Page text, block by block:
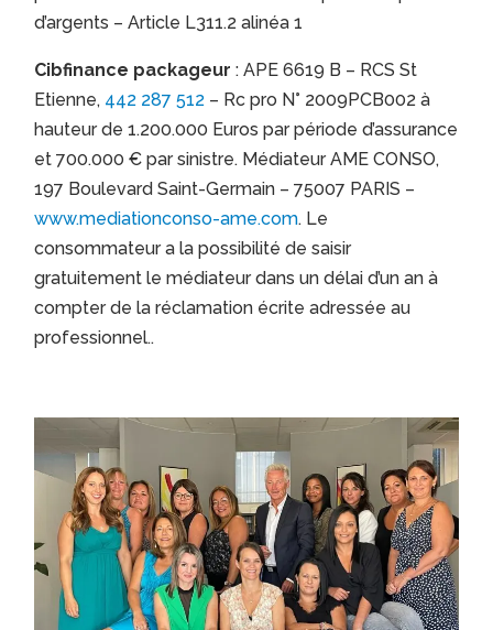
d’argents – Article L311.2 alinéa 1
Cibfinance packageur : APE 6619 B – RCS St
Etienne, 442 287 512 – Rc pro N° 2009PCB002 à
hauteur de 1.200.000 Euros par période d’assurance
et 700.000 € par sinistre. Médiateur AME CONSO,
197 Boulevard Saint-Germain – 75007 PARIS –
www.mediationconso-ame.com. Le
consommateur a la possibilité de saisir
gratuitement le médiateur dans un délai d’un an à
compter de la réclamation écrite adressée au
professionnel..